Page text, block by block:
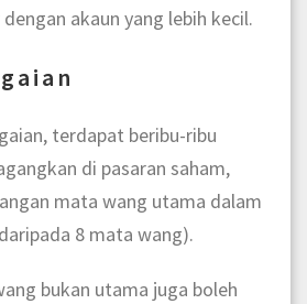
akaun yang lebih kecil.
terdapat beribu-ribu
di pasaran saham,
mata wang utama dalam
8 mata wang).
bukan utama juga boleh